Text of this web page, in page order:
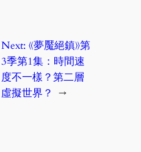
Next:《夢魘絕鎮》第
3季第1集：時間速
度不一樣？第二層
虛擬世界？ →